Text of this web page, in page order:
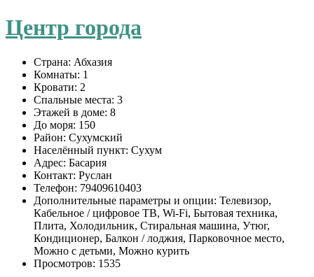
Центр города
Страна: Абхазия
Комнаты: 1
Кровати: 2
Спальные места: 3
Этажей в доме: 8
До моря: 150
Район: Сухумский
Населённый пункт: Сухум
Адрес: Басария
Контакт: Руслан
Телефон: 79409610403
Дополнительные параметры и опции: Телевизор,
Кабельное / цифровое ТВ, Wi-Fi, Бытовая техника,
Плита, Холодильник, Стиральная машина, Утюг,
Кондиционер, Балкон / лоджия, Парковочное место,
Можно с детьми, Можно курить
Просмотров: 1535